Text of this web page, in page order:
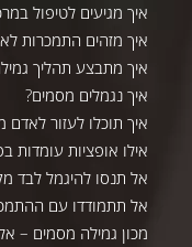
איך מגיעים לטיפול במרכזנו?
איך מזהים התמכרות
איך מתבצע תהליך גמילה
איך נגמלים מסמים?
איך תוכלו לעזור לאדם
אילו אופציות עומדות
אל תנסו להיגמל לבד
אל תתמודדו עם
מכון גמילה מסמים – אל